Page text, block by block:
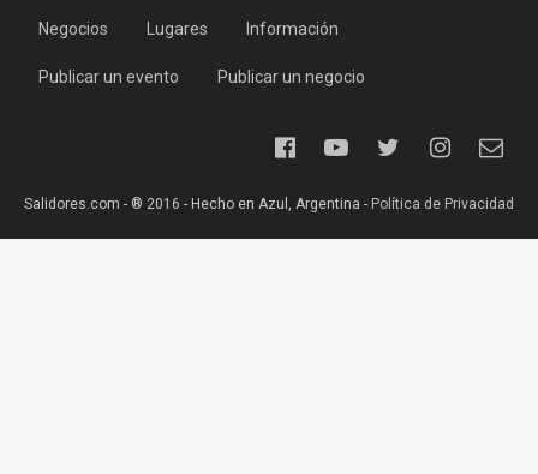
Negocios Lugares Información
Publicar un evento Publicar un negocio
Salidores.com - ® 2016 - Hecho en Azul, Argentina - Política de Privacidad